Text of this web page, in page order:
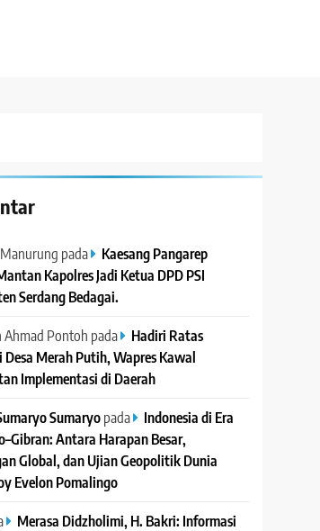
pada
Kaesang Pangarep
Kapolres Jadi Ketua DPD PSI
Serdang Bedagai.
Ahmad Pontoh pada
Hadiri Ratas
Desa Merah Putih, Wapres Kawal
Implementasi di Daerah
Sumaryopada
Indonesia di Era
Antara Harapan Besar,
Global, dan Ujian Geopolitik Dunia
Evelon Pomalingo
Merasa Didzholimi, H. Bakri: Informasi